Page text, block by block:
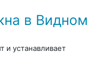
в Видном
и устанавливает